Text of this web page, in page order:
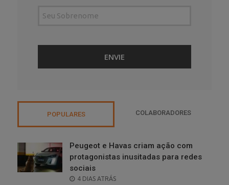
POPULARES COLABORADORES
Peugeot e Havas criam ação com
protagonistas inusitadas para redes
sociais
POSTED
4 DIAS ATRÁS